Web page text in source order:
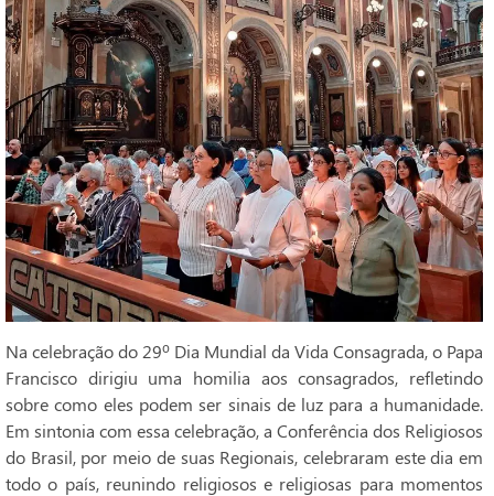
Na celebração do 29º Dia Mundial da Vida Consagrada, o Papa
Francisco dirigiu uma homilia aos consagrados, refletindo
sobre como eles podem ser sinais de luz para a humanidade.
Em sintonia com essa celebração, a Conferência dos Religiosos
do Brasil, por meio de suas Regionais, celebraram este dia em
todo o país, reunindo religiosos e religiosas para momentos